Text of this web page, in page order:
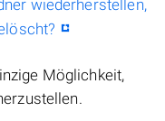
wiederherstellen,
Möglichkeit,